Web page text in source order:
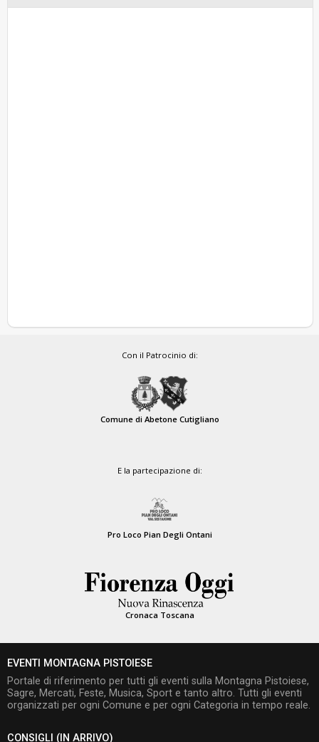
Con il Patrocinio di:
Comune di Abetone Cutigliano
E la partecipazione di:
Pro Loco Pian Degli Ontani
Cronaca Toscana
EVENTI MONTAGNA PISTOIESE
Portale di riferimento per tutti gli eventi sulla Montagna Pistoiese,
Sagre, Mercati, Feste, Musica, Sport e tanto altro. Tutti gli eventi
organizzati per ogni Comune e per ogni Categoria in tempo reale.
CONSIGLI (IN ARRIVO)